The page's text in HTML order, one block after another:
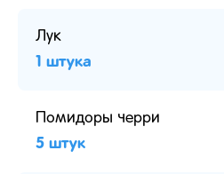
Лук
1 штука
Помидоры черри
5 штук